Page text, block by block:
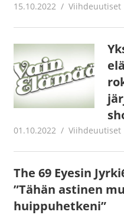
15.10.2022 Juha Kaunisto
Viihdeuutiset
01.10.2022 Juha Kaunisto
Viihdeuutiset
The 69 Eyesin
”Tähän astinen
huippuhetkeni”